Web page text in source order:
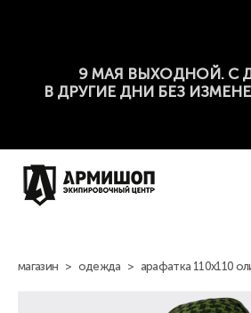
9 МАЯ ВЫХОДНОЙ. С
В ДРУГИЕ ДНИ БЕЗ
магазин > одежда > арафатка 110х110